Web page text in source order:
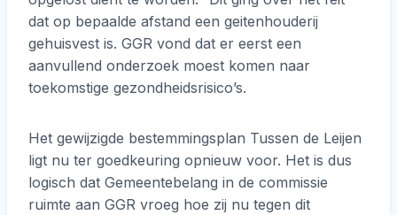
dat op bepaalde afstand een geitenhouderij
gehuisvest is. GGR vond dat er eerst een
aanvullend onderzoek moest komen naar
toekomstige gezondheidsrisico’s.
Het gewijzigde bestemmingsplan Tussen de Leijen
ligt nu ter goedkeuring opnieuw voor. Het is dus
logisch dat Gemeentebelang in de commissie
ruimte aan GGR vroeg hoe zij nu tegen dit